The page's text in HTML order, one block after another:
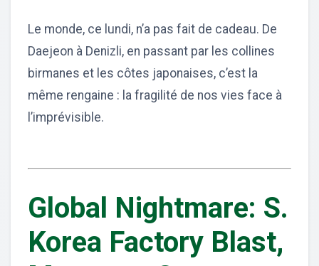
Le monde, ce lundi, n’a pas fait de cadeau. De
Daejeon à Denizli, en passant par les collines
birmanes et les côtes japonaises, c’est la
même rengaine : la fragilité de nos vies face à
l’imprévisible.
Global Nightmare: S.
Korea Factory Blast,